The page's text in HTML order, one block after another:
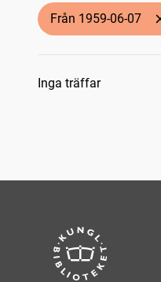
Från 1959-06-07
Inga träffar